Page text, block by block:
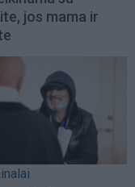
jos mama ir